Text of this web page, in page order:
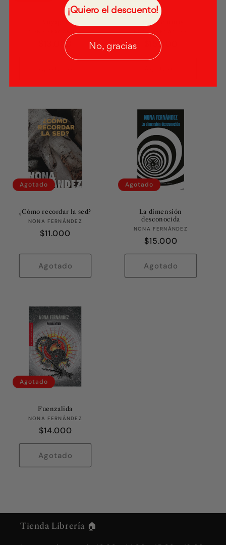
Voyager
Proveedor:
NONA FERNÁNDEZ
Precio
habitual
$13.000
Liceo de niñas
NONA FERNÁNDEZ
Precio
habitual
$15.000
Agotado
¿Cómo recordar la sed?
Proveedor:
NONA FERNÁNDEZ
Precio
$11.000
Agotado
Agotado
La dimensión
desconocida
Proveedor:
NONA FERNÁNDEZ
Precio
habitual
$15.000
Agotado
Agotado
Fuenzalida
Proveedor:
NONA FERNÁNDEZ
Precio
habitual
$14.000
Agotado
Tienda Librería 🏠
¡Quiero el descuento!
No, gracias